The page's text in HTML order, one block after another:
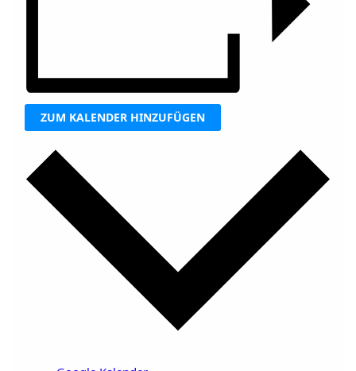
ZUM KALENDER HINZUFÜGEN